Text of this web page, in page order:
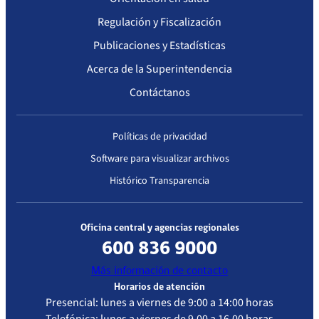
Regulación y Fiscalización
Publicaciones y Estadísticas
Acerca de la Superintendencia
Contáctanos
Políticas de privacidad
Software para visualizar archivos
Histórico Transparencia
Oficina central y agencias regionales
600 836 9000
Más información de contacto
Horarios de atención
Presencial: lunes a viernes de 9:00 a 14:00 horas